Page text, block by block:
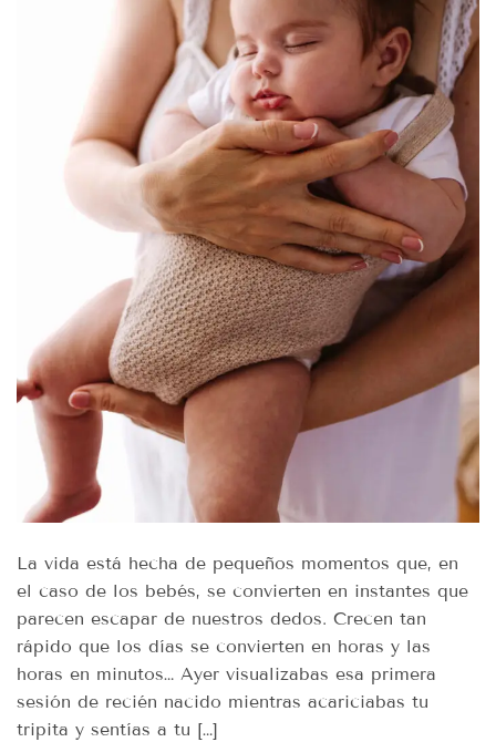
La vida está hecha de pequeños momentos que, en
el caso de los bebés, se convierten en instantes que
parecen escapar de nuestros dedos. Crecen tan
rápido que los días se convierten en horas y las
horas en minutos… Ayer visualizabas esa primera
sesión de recién nacido mientras acariciabas tu
tripita y sentías a tu […]